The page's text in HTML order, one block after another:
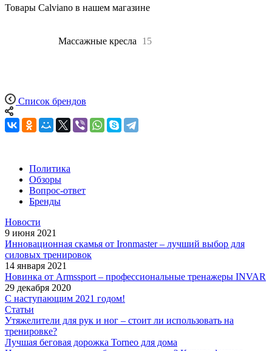
Товары Calviano в нашем магазине
Массажные кресла 15
Список брендов
Политика
Обзоры
Вопрос-ответ
Бренды
Новости
9 июня 2021
Инновационная скамья от Ironmaster – лучший выбор для
силовых тренировок
14 января 2021
Новинка от Armssport – профессиональные тренажеры INVAR
29 декабря 2020
С наступающим 2021 годом!
Статьи
Утяжелители для рук и ног – стоит ли использовать на
тренировке?
Лучшая беговая дорожка Torneo для дома